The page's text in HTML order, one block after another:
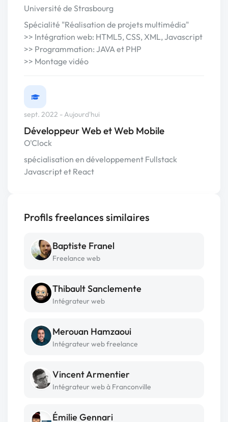
Université de Strasbourg
Spécialité "Réalisation de projets multimédia"
>> Intégration web: HTML5, CSS, XML, Javascript
>> Programmation: JAVA et PHP
>> Montage vidéo
sept. 2022 - Aujourd'hui
Développeur Web et Web Mobile
O'Clock
spécialisation en développement Fullstack
Javascript et React
Profils freelances similaires
Baptiste Franel
Freelance web
Thibault Sanclemente
Intégrateur web
Merouan Hamzaoui
Intégrateur web freelance
Vincent Armentier
Intégrateur web à Franconville
Émilie Gennari